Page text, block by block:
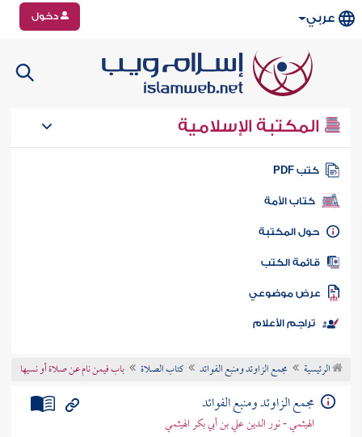
عربي دخول
المكتبة الإسلامية
كتب PDF
كتاب الأمة
المكتبة
الكتب
موضوعي
تراجم الأعلام
الرئيسية مجمع الزاوئد ومنبع الفوائد كتاب الصلاة باب فيمن نام عن صلاة أو نسيها
مجمع الزاوئد ومنبع الفوائد
الهيثمي - نور الدين علي بن أبي بكر الهيثمي